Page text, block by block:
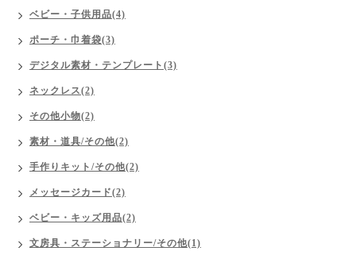
ベビー・子供用品(4)
ポーチ・巾着袋(3)
デジタル素材・テンプレート(3)
ネックレス(2)
その他小物(2)
素材・道具/その他(2)
手作りキット/その他(2)
メッセージカード(2)
ベビー・キッズ用品(2)
文房具・ステーショナリー/その他(1)